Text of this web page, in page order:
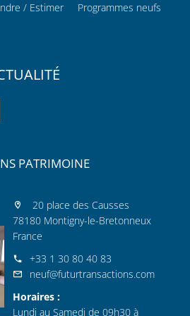
/ Estimer Programmes neufs
PATRIMOINE
20 place des Causses
78180 Montigny-le-Bretonneux
France
+33 1 30 80 40 83
neuf@futurtransactions.com
Horaires :
Lundi au Samedi de 09h30 à